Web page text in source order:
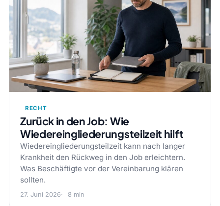
RECHT
Zurück in den Job: Wie
Wiedereingliederungsteilzeit hilft
Wiedereingliederungsteilzeit kann nach langer
Krankheit den Rückweg in den Job erleichtern.
Was Beschäftigte vor der Vereinbarung klären
sollten.
27. Juni 2026 8 min